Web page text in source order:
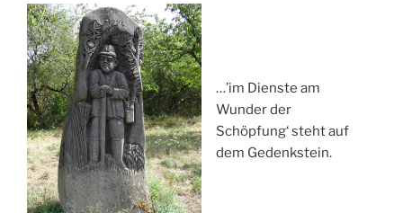
…’im Dienste am
Wunder der
Schöpfung‘ steht auf
dem Gedenkstein.